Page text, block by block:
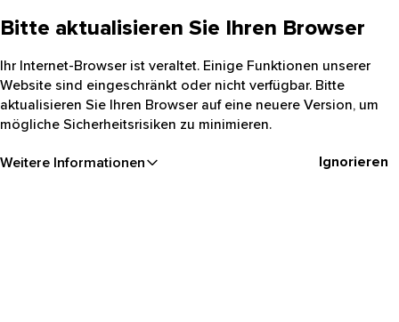
Bitte aktualisieren Sie Ihren Browser
Ihr Internet-Browser ist veraltet. Einige Funktionen unserer
Website sind eingeschränkt oder nicht verfügbar. Bitte
aktualisieren Sie Ihren Browser auf eine neuere Version, um
mögliche Sicherheitsrisiken zu minimieren.
Weitere Informationen Ignorieren